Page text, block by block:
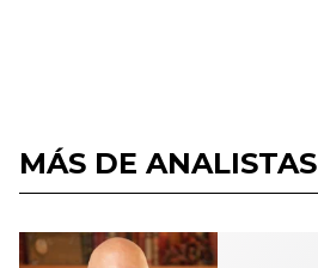
MÁS DE ANALISTAS